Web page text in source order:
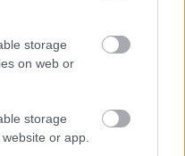
storage
on web or
storage
or app.
aki